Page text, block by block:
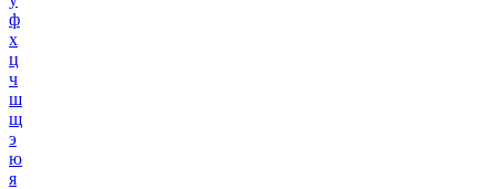
ф
х
ц
ч
ш
щ
э
ю
я